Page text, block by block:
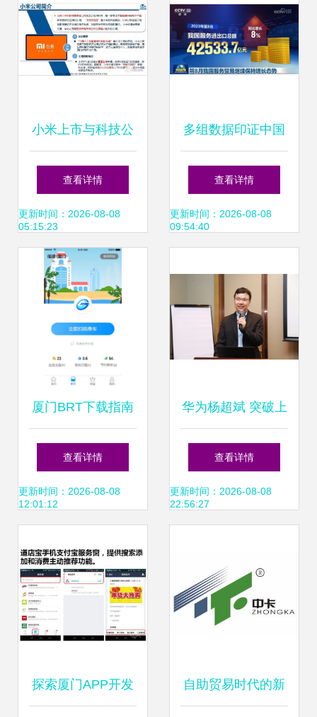
小米上市与科技公
司战略并购思考 独
角兽发展路径与上
市时机选择
查看详情
更新时间：2026-08-08
05:15:23
多组数据印证中国
经济发展实力 科技
创新助力点燃新引
技术开发为视角
查看详情
更新时间：2026-08-08
09:54:40
厦门BRT下载指南
红鼠手游网推荐安
卓版1.0，厦门网络
查看详情
更新时间：2026-08-08
12:01:12
华为杨超斌 突破上
行瓶颈，5G超级上
行已迈出落地第一
术开发迎来新机遇
查看详情
更新时间：2026-08-08
22:56:27
探索厦门APP开发 自助贸易时代的新